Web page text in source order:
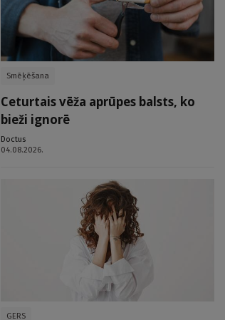
Smēķēšana
Ceturtais vēža aprūpes balsts, ko
bieži ignorē
Doctus
04.08.2026.
GERS